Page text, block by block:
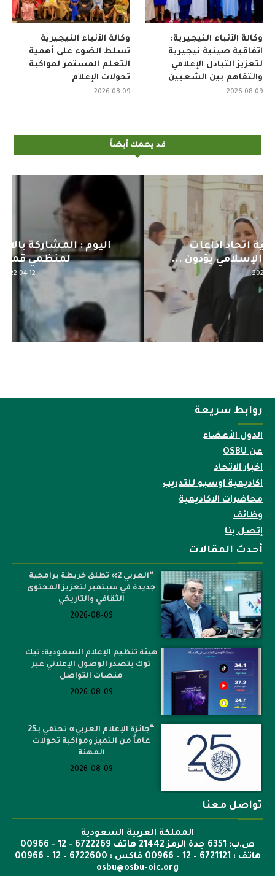
وكالة الأنباء النيجيرية
تسلط الضوء على أهمية
التعلم المستمر لمواكبة
تحولات الإعلام
2026-08-09
وكالة الأنباء النيجيرية:
اتفاقية صينية نيجيرية
لتعزيز التبادل الإعلامي
والتفاهم بين الشعبين
2026-08-09
قد يهمك أيضاً
اليوم : المشاركة بالاجتماع التحضيري
لمنظمي قمة اسيا...
روابط سريعة
الدول الأعضاء
عن OSBU
اخبار الاتحاد
اكاديمية اوسبو للتدريب
محاضرات الاكاديمية
وظائف
إتصل بنا
أحدث المقالات
“العربي 2» تطلق خريطة برامجية
جديدة في سبتمبر لتعزيز المحتوى
الثقافي والتاريخي
2026-08-09
هيئة تنظيم الإعلام السعودية: تيك
توك يتصدر الوصول الإعلاني عبر
منصات التواصل
2026-08-09
“جائزة الإعلام العربي» تحتفي بـ25
عاماً من التميز ومواكبة تحولات
المهنة
2026-08-09
تواصل معنا
المملكة العربية السعودية
ص.ب: 6351 جدة الرمز 21442 هاتف 6722269 – 12 – 00966
هاتف : 6721121 – 12 – 00966 فاكس : 6722600 – 12 – 00966
osbu@osbu-oic.org